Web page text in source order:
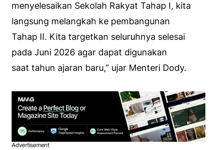
menyelesaikan Sekolah Rakyat Tahap I, kita
langsung melangkah ke pembangunan
Tahap II. Kita targetkan seluruhnya selesai
pada Juni 2026 agar dapat digunakan
saat tahun ajaran baru,” ujar Menteri Dody.
Advertisement